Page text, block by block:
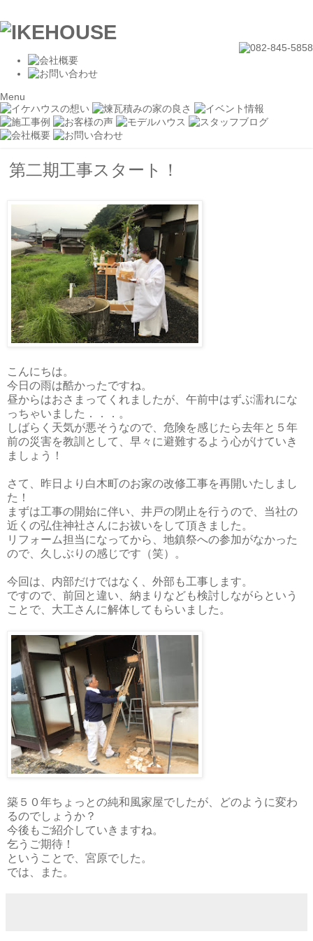
Menu
第二期工事スタート！
こんにちは。
今日の雨は酷かったですね。
昼からはおさまってくれましたが、午前中はずぶ濡れにな
っちゃいました．．．。
しばらく天気が悪そうなので、危険を感じたら去年と５年
前の災害を教訓として、早々に避難するよう心がけていき
ましょう！
さて、昨日より白木町のお家の改修工事を再開いたしまし
た！
まずは工事の開始に伴い、井戸の閉止を行うので、当社の
近くの弘住神社さんにお祓いをして頂きました。
リフォーム担当になってから、地鎮祭への参加がなかった
ので、久しぶりの感じです（笑）。
今回は、内部だけではなく、外部も工事します。
ですので、前回と違い、納まりなども検討しながらという
ことで、大工さんに解体してもらいました。
築５０年ちょっとの純和風家屋でしたが、どのように変わ
るのでしょうか？
今後もご紹介していきますね。
乞うご期待！
ということで、宮原でした。
では、また。